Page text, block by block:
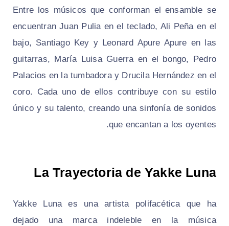
Entre los músicos que conforman el ensamble se
encuentran Juan Pulia en el teclado, Ali Peña en el
bajo, Santiago Key y Leonard Apure Apure en las
guitarras, María Luisa Guerra en el bongo, Pedro
Palacios en la tumbadora y Drucila Hernández en el
coro. Cada uno de ellos contribuye con su estilo
único y su talento, creando una sinfonía de sonidos
que encantan a los oyentes.
La Trayectoria de Yakke Luna
Yakke Luna es una artista polifacética que ha
dejado una marca indeleble en la música